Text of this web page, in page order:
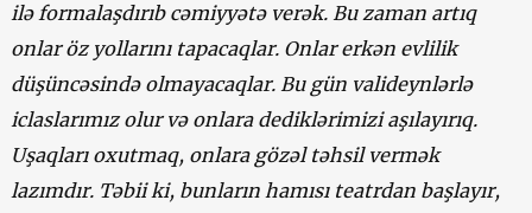
ilə formalaşdırıb cəmiyyətə verək. Bu zaman artıq
onlar öz yollarını tapacaqlar. Onlar erkən evlilik
düşüncəsində olmayacaqlar. Bu gün valideynlərlə
iclaslarımız olur və onlara dediklərimizi aşılayırıq.
Uşaqları oxutmaq, onlara gözəl təhsil vermək
lazımdır. Təbii ki, bunların hamısı teatrdan başlayır,